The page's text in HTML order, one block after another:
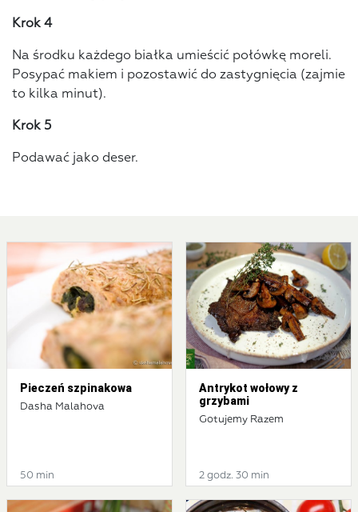
Krok 4
Na środku każdego białka umieścić połówkę moreli.
Posypać makiem i pozostawić do zastygnięcia (zajmie
to kilka minut).
Krok 5
Podawać jako deser.
Pieczeń szpinakowa
Dasha Malahova
50 min
Antrykot wołowy z
grzybami
Gotujemy Razem
2 godz. 30 min